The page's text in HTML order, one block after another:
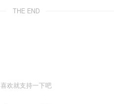
THE END
喜欢就支持一下吧